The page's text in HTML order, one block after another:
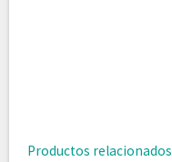
Productos relacionados